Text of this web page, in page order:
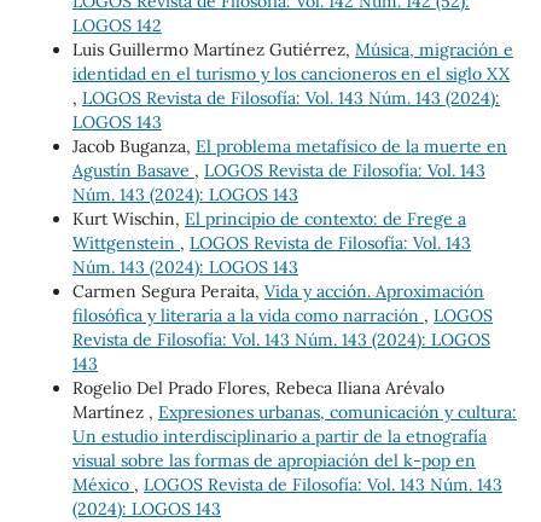
LOGOS 142
Luis Guillermo Martínez Gutiérrez, Música, migración e
identidad en el turismo y los cancioneros en el siglo XX
, LOGOS Revista de Filosofía: Vol. 143 Núm. 143 (2024):
LOGOS 143
Jacob Buganza, El problema metafísico de la muerte en
Agustín Basave , LOGOS Revista de Filosofía: Vol. 143
Núm. 143 (2024): LOGOS 143
Kurt Wischin, El principio de contexto: de Frege a
Wittgenstein , LOGOS Revista de Filosofía: Vol. 143
Núm. 143 (2024): LOGOS 143
Carmen Segura Peraita, Vida y acción. Aproximación
filosófica y literaria a la vida como narración , LOGOS
Revista de Filosofía: Vol. 143 Núm. 143 (2024): LOGOS
143
Rogelio Del Prado Flores, Rebeca Iliana Arévalo
Martínez , Expresiones urbanas, comunicación y cultura:
Un estudio interdisciplinario a partir de la etnografía
visual sobre las formas de apropiación del k-pop en
México , LOGOS Revista de Filosofía: Vol. 143 Núm. 143
(2024): LOGOS 143